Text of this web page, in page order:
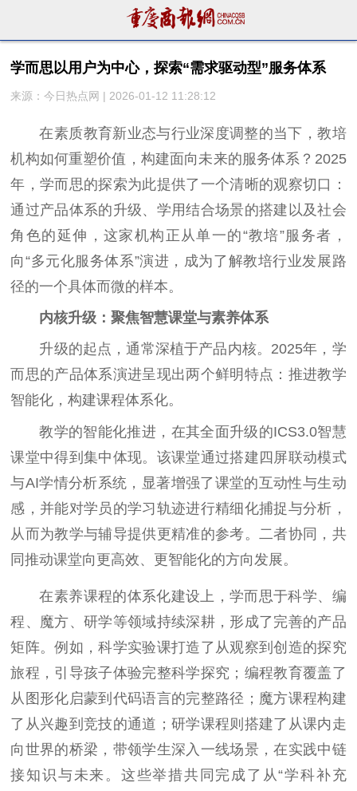
学而思以用户为中心，探索“需求驱动型”服务体系
来源：今日热点网 | 2026-01-12 11:28:12
在素质教育新业态与行业深度调整的当下，教培
机构如何重塑价值，构建面向未来的服务体系？2025
年，学而思的探索为此提供了一个清晰的观察切口：
通过产品体系的升级、学用结合场景的搭建以及社会
角色的延伸，这家机构正从单一的“教培”服务者，
向“多元化服务体系”演进，成为了解教培行业发展路
径的一个具体而微的样本。
内核升级：聚焦智慧课堂与素养体系
升级的起点，通常深植于产品内核。2025年，学
而思的产品体系演进呈现出两个鲜明特点：推进教学
智能化，构建课程体系化。
教学的智能化推进，在其全面升级的ICS3.0智慧
课堂中得到集中体现。该课堂通过搭建四屏联动模式
与AI学情分析系统，显著增强了课堂的互动性与生动
感，并能对学员的学习轨迹进行精细化捕捉与分析，
从而为教学与辅导提供更精准的参考。二者协同，共
同推动课堂向更高效、更智能化的方向发展。
在素养课程的体系化建设上，学而思于科学、编
程、魔方、研学等领域持续深耕，形成了完善的产品
矩阵。例如，科学实验课打造了从观察到创造的探究
旅程，引导孩子体验完整科学探究；编程教育覆盖了
从图形化启蒙到代码语言的完整路径；魔方课程构建
了从兴趣到竞技的通道；研学课程则搭建了从课内走
向世界的桥梁，带领学生深入一线场景，在实践中链
接知识与未来。这些举措共同完成了从“学科补充